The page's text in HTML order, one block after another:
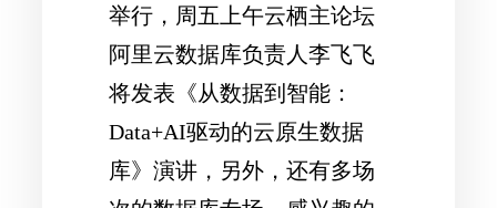
举行，周五上午云栖主论坛
阿里云数据库负责人李飞飞
将发表《从数据到智能：
Data+AI驱动的云原生数据
库》演讲，另外，还有多场